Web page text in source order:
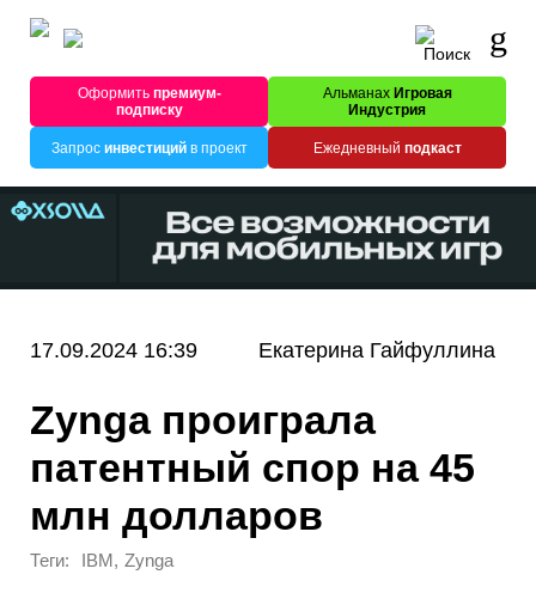
Оформитьпремиум-
подписку
Альманах Игровая
Индустрия
Запрос инвестицийв проект Ежедневный подкаст
17.09.2024 16:39 Екатерина Гайфуллина
Zynga проиграла
патентный спор на 45
млн долларов
Теги: IBM , Zynga